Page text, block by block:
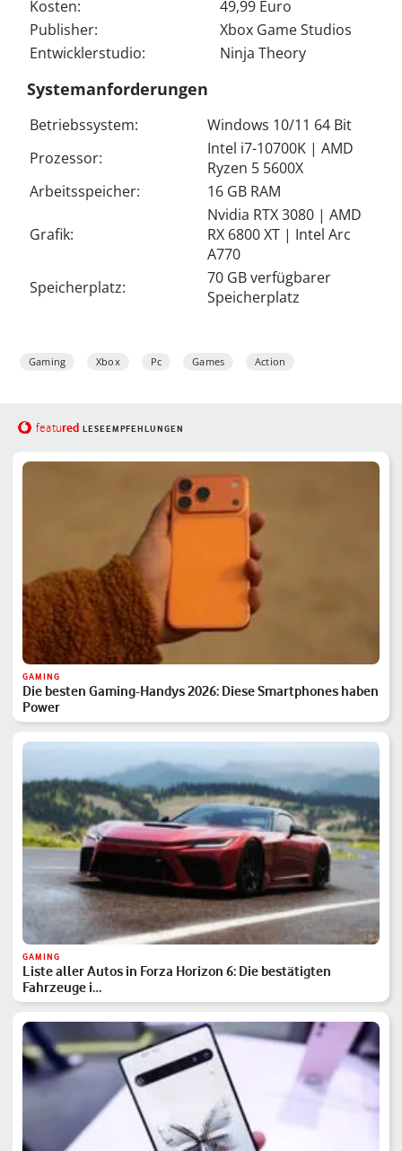
Kosten:
49,99 Euro
Publisher:
Xbox Game Studios
Entwicklerstudio:
Ninja Theory
Systemanforderungen
Betriebssystem:
Windows 10/11 64 Bit
Prozessor:
Intel i7-10700K | AMD
Ryzen 5 5600X
Arbeitsspeicher:
16 GB RAM
Grafik:
Nvidia RTX 3080 | AMD
RX 6800 XT | Intel Arc
A770
Speicherplatz:
70 GB verfügbarer
Speicherplatz
Gaming Xbox Pc Games Action
featured LESEEMPFEHLUNGEN
GAMING
Die besten Gaming-Handys 2026: Diese Smartphones haben
Power
GAMING
Liste aller Autos in Forza Horizon 6: Die bestätigten
Fahrzeuge i…